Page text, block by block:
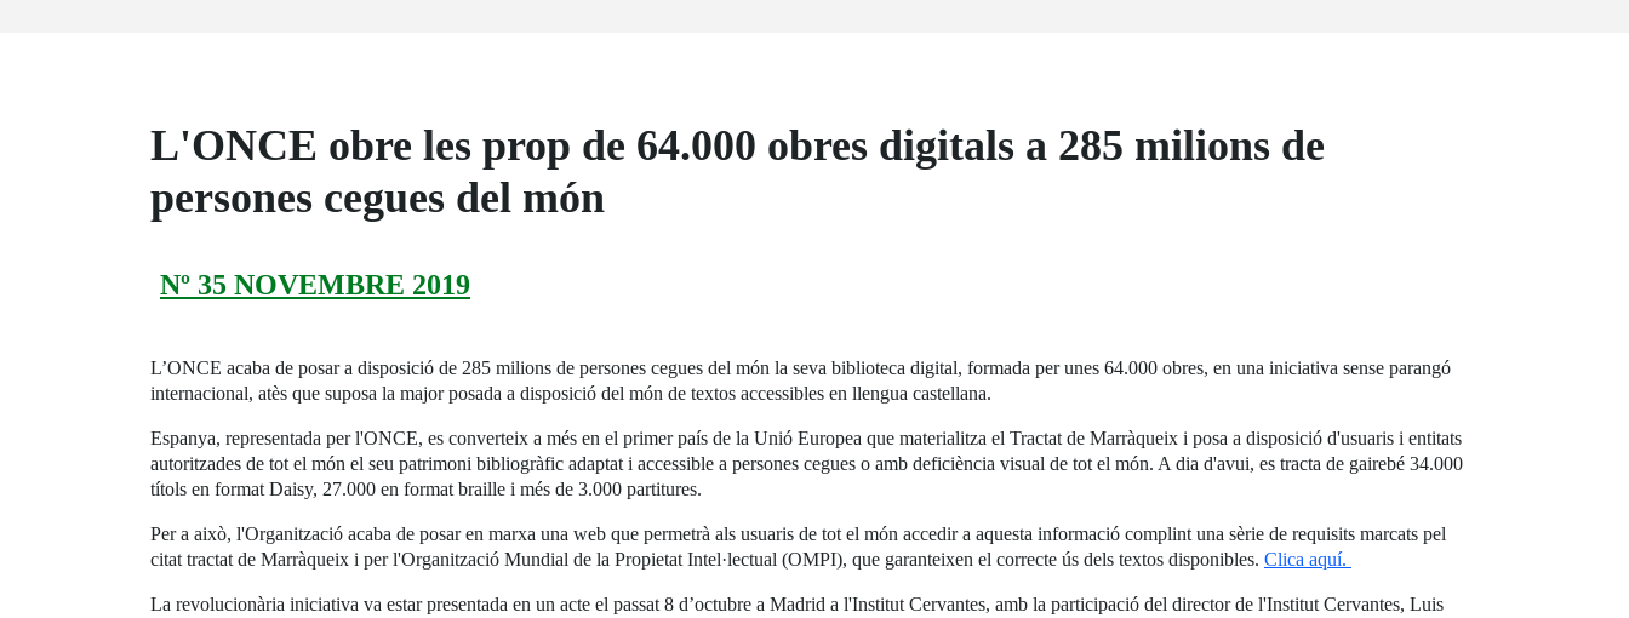
L'ONCE obre les prop de 64.000 obres digitals a 285 milions de
persones cegues del món
Nº 35 NOVEMBRE 2019
L’ONCE acaba de posar a disposició de 285 milions de persones cegues del món la seva biblioteca digital, formada per unes 64.000 obres, en una iniciativa sense parangó
internacional, atès que suposa la major posada a disposició del món de textos accessibles en llengua castellana.
Espanya, representada per l'ONCE, es converteix a més en el primer país de la Unió Europea que materialitza el Tractat de Marràqueix i posa a disposició d'usuaris i entitats
autoritzades de tot el món el seu patrimoni bibliogràfic adaptat i accessible a persones cegues o amb deficiència visual de tot el món. A dia d'avui, es tracta de gairebé 34.000
títols en format Daisy, 27.000 en format braille i més de 3.000 partitures.
Per a això, l'Organització acaba de posar en marxa una web que permetrà als usuaris de tot el món accedir a aquesta informació complint una sèrie de requisits marcats pel
citat tractat de Marràqueix i per l'Organització Mundial de la Propietat Intel·lectual (OMPI), que garanteixen el correcte ús dels textos disponibles. Clica aquí.
La revolucionària iniciativa va estar presentada en un acte el passat 8 d’octubre a Madrid a l'Institut Cervantes, amb la participació del director de l'Institut Cervantes, Luis